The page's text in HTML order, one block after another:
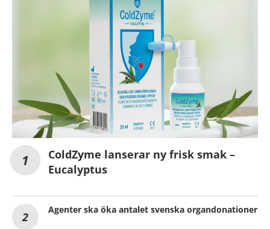
ColdZyme lanserar ny frisk smak –
Eucalyptus
Agenter ska öka antalet svenska organdonationer